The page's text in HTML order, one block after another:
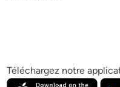
Téléchargez notre